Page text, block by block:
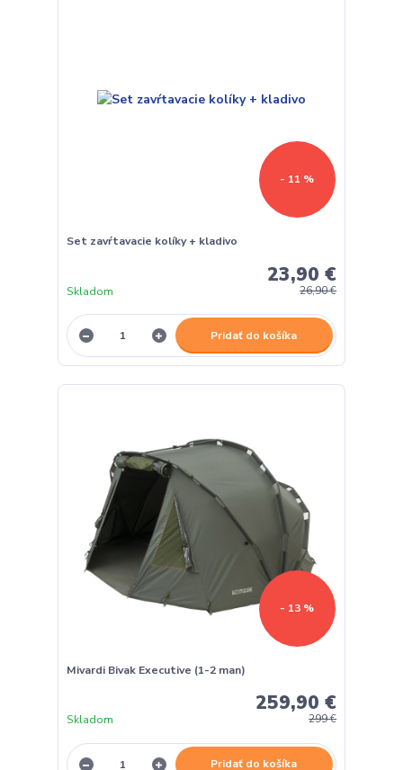
- 11 %
Set zavŕtavacie kolíky + kladivo
26,90 €
23,90 €
Skladom
Pridať do košíka
- 13 %
Mivardi Bivak Executive (1-2 man)
299 €
259,90 €
Skladom
Pridať do košíka